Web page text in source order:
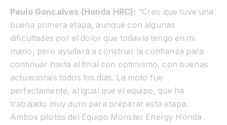
Paulo Goncalves (Honda HRC): “Creo que tuve una
buena primera etapa, aunque con algunas
dificultades por el dolor que todavía tengo en mi
mano, pero ayudará a construir la confianza para
continuar hasta el final con optimismo, con buenas
actuaciones todos los días. La moto fue
perfectamente, al igual que el equipo, que ha
trabajado muy duro para preparar esta etapa.
Ambos pilotos del Equipo Monster Energy Honda